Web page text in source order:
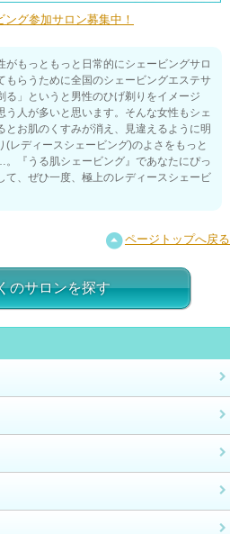
ング参加サロン募集中！
がもっともっと日常的にシェービングサロ
もらうために全国のシェービングエステサ
る」というと男性のひげ剃りをイメージ
う人が多いと思います。そんな女性もシェ
とお肌のくすみが消え、見違えるように明
(レディースシェービング)のよさをもっと
『うる肌シェービング』であなたにぴっ
て、ぜひ一度、極上のレディースシェービ
ページトップへ戻る
のサロンを探す